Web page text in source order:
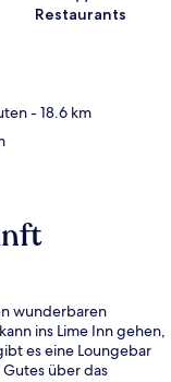
Restaurants
- 18.6 km
wunderbaren
ins Lime Inn gehen,
es eine Loungebar
über das